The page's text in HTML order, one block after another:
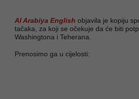
Al Arabiya English objavila je kopiju
tačaka, za koji se očekuje da će biti
Washingtona i Teherana.
Prenosimo ga u cijelosti: